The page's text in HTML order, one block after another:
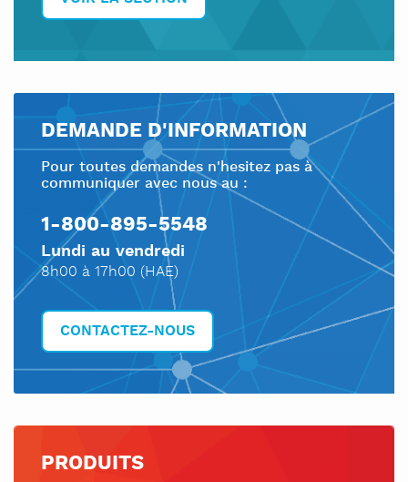
DEMANDE D'INFORMATION
Pour toutes demandes n'hesitez pas à
communiquer avec nous au :
1-800-895-5548
Lundi au vendredi
8h00 à 17h00 (HAE)
CONTACTEZ-NOUS
PRODUITS